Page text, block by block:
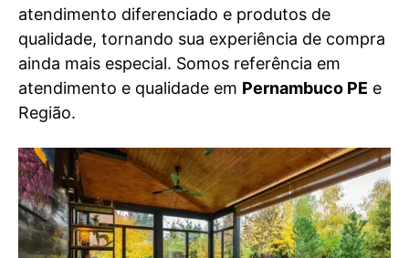
atendimento diferenciado e produtos de
qualidade, tornando sua experiência de compra
ainda mais especial. Somos referência em
atendimento e qualidade em Pernambuco PE e
Região.